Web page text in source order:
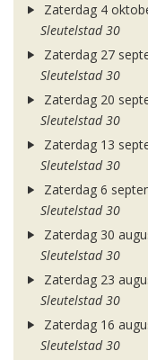
Zaterdag 4
Sleutelstad 30
Zaterdag 27
Sleutelstad 30
Zaterdag 20
Sleutelstad 30
Zaterdag 13
Sleutelstad 30
Zaterdag 6
Sleutelstad 30
Zaterdag 30
Sleutelstad 30
Zaterdag 23
Sleutelstad 30
Zaterdag 16
Sleutelstad 30